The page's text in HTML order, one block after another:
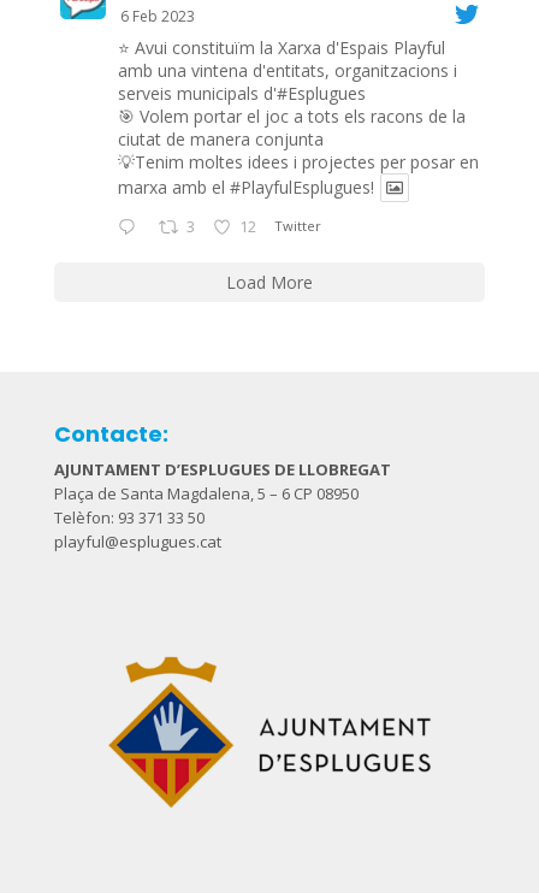
6 Feb 2023
⭐️ Avui constituïm la Xarxa d'Espais Playful
amb una vintena d'entitats, organitzacions i
serveis municipals d'#Esplugues
🎯 Volem portar el joc a tots els racons de la
ciutat de manera conjunta
💡Tenim moltes idees i projectes per posar en
marxa amb el #PlayfulEsplugues!
3 12 Twitter
Load More
Contacte:
AJUNTAMENT D’ESPLUGUES DE LLOBREGAT
Plaça de Santa Magdalena, 5 – 6 CP 08950
Telèfon: 93 371 33 50
playful@esplugues.cat